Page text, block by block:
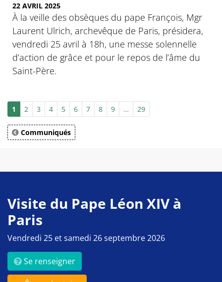
22 AVRIL 2025
À la veille des obsèques du pape François, Mgr
Laurent Ulrich, archevêque de Paris, présidera,
vendredi 25 avril à 18h, une messe solennelle
d’action de grâce et pour le repos de l’âme du
Saint-Père.
1 2 3 4 5 6 7 8 9 … 29
Communiqués
Visite du Pape Léon XIV à
Paris
Vendredi 25 et samedi 26 septembre 2026
Se renseigner